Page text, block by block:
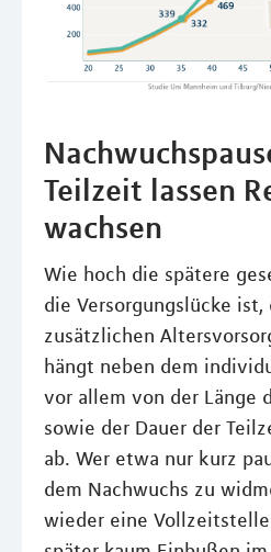
Teilzeit lassen
wachsen
Wie hoch die spätere
die Versorgungslücke
zusätzlichen
hängt neben dem
vor allem von der Länge
sowie der Dauer der
ab. Wer etwa nur kurz
dem Nachwuchs zu
wieder eine